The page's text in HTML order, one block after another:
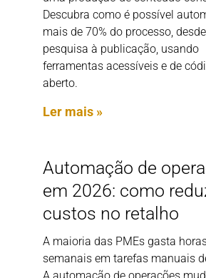
Descubra como é possível
mais de 70% do processo,
pesquisa à publicação, usando
ferramentas acessíveis e de
aberto.
Ler mais »
Automação de
em 2026: como
custos no retalho
A maioria das PMEs gasta
semanais em tarefas manuais
A automação de operações